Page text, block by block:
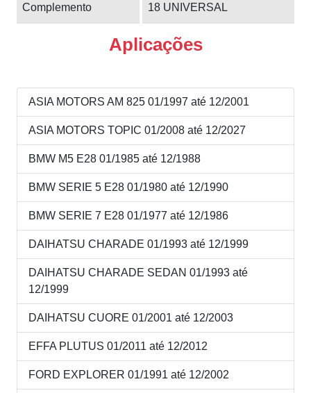
Complemento 18 UNIVERSAL
Aplicações
ASIA MOTORS AM 825 01/1997 até 12/2001
ASIA MOTORS TOPIC 01/2008 até 12/2027
BMW M5 E28 01/1985 até 12/1988
BMW SERIE 5 E28 01/1980 até 12/1990
BMW SERIE 7 E28 01/1977 até 12/1986
DAIHATSU CHARADE 01/1993 até 12/1999
DAIHATSU CHARADE SEDAN 01/1993 até
12/1999
DAIHATSU CUORE 01/2001 até 12/2003
EFFA PLUTUS 01/2011 até 12/2012
FORD EXPLORER 01/1991 até 12/2002